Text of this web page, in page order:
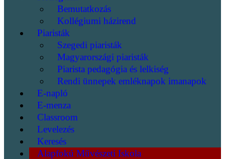
Bemutatkozás
Kollégiumi házirend
Piaristák
Szegedi piaristák
Magyarországi piaristák
Piarista pedagógia és lelkiség
Rendi ünnepek emléknapok imanapok
E-napló
E-menza
Classroom
Levelezés
Keresés
Alapfokú Művészeti Iskola